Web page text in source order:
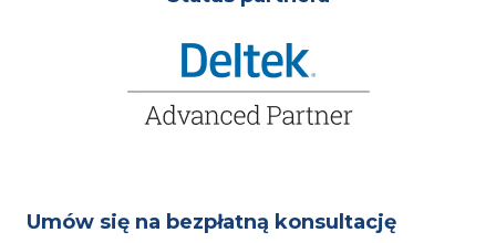
Umów się na bezpłatną konsultację